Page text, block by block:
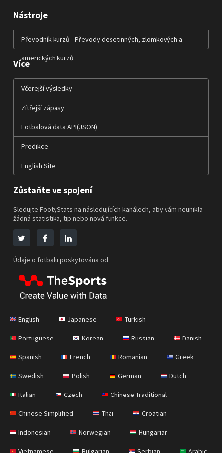
Nástroje
Převodník kurzů - Převody desetinných, zlomkových a
amerických kurzů
Více
Včerejší výsledky
Zítřejší zápasy
Fotbalová data API(JSON)
Predikce
English Site
Zůstaňte ve spojení
Sledujte FootyStats na následujících kanálech, aby vám neunikla
žádná statistika, tip nebo nová funkce.
Údaje o fotbalu poskytována od
English Japanese Turkish
Portuguese Korean Russian Danish
Spanish French Romanian Greek
Swedish Polish German Dutch
Italian Czech Chinese Traditional
Chinese Simplified Thai Croatian
Indonesian Norwegian Hungarian
Vietnamese Bulgarian Serbian Arabic